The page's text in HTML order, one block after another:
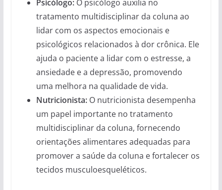
Psicólogo:O psicólogo auxilia no
tratamento multidisciplinar da coluna ao
lidar com os aspectos emocionais e
psicológicos relacionados à dor crônica. Ele
ajuda o paciente a lidar com o estresse, a
ansiedade e a depressão, promovendo
uma melhora na qualidade de vida.
Nutricionista:O nutricionista desempenha
um papel importante no tratamento
multidisciplinar da coluna, fornecendo
orientações alimentares adequadas para
promover a saúde da coluna e fortalecer os
tecidos musculoesqueléticos.